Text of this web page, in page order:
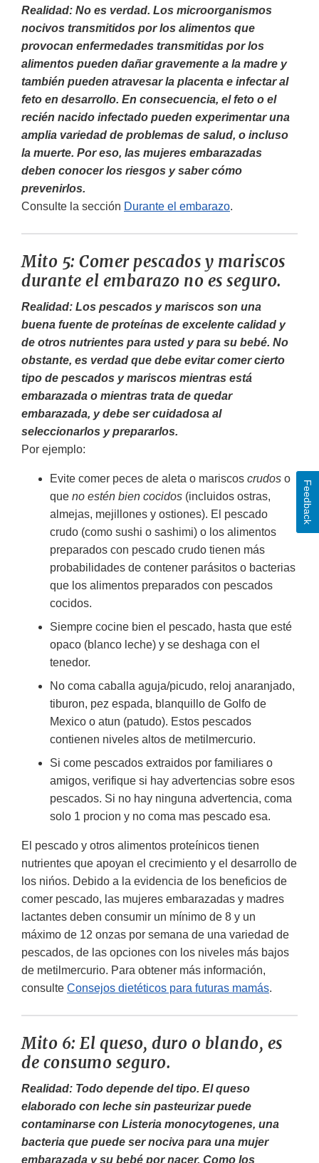
Realidad: No es verdad. Los microorganismos
nocivos transmitidos por los alimentos que
provocan enfermedades transmitidas por los
alimentos pueden dañar gravemente a la madre y
también pueden atravesar la placenta e infectar al
feto en desarrollo. En consecuencia, el feto o el
recién nacido infectado pueden experimentar una
amplia variedad de problemas de salud, o incluso
la muerte. Por eso, las mujeres embarazadas
deben conocer los riesgos y saber cómo
prevenirlos.
Consulte la sección Durante el embarazo.
Mito 5: Comer pescados y mariscos
durante el embarazo no es seguro.
Realidad: Los pescados y mariscos son una
buena fuente de proteínas de excelente calidad y
de otros nutrientes para usted y para su bebé. No
obstante, es verdad que debe evitar comer cierto
tipo de pescados y mariscos mientras está
embarazada o mientras trata de quedar
embarazada, y debe ser cuidadosa al
seleccionarlos y prepararlos.
Por ejemplo:
Evite comer peces de aleta o mariscos crudos o
que no estén bien cocidos (incluidos ostras,
almejas, mejillones y ostiones). El pescado
crudo (como sushi o sashimi) o los alimentos
preparados con pescado crudo tienen más
probabilidades de contener parásitos o bacterias
que los alimentos preparados con pescados
cocidos.
Siempre cocine bien el pescado, hasta que esté
opaco (blanco leche) y se deshaga con el
tenedor.
No coma caballa aguja/picudo, reloj anaranjado,
tiburon, pez espada, blanquillo de Golfo de
Mexico o atun (patudo). Estos pescados
contienen niveles altos de metilmercurio.
Si come pescados extraidos por familiares o
amigos, verifique si hay advertencias sobre esos
pescados. Si no hay ninguna advertencia, coma
solo 1 procion y no coma mas pescado esa.
El pescado y otros alimentos proteínicos tienen
nutrientes que apoyan el crecimiento y el desarrollo de
los nińos. Debido a la evidencia de los beneficios de
comer pescado, las mujeres embarazadas y madres
lactantes deben consumir un mínimo de 8 y un
máximo de 12 onzas por semana de una variedad de
pescados, de las opciones con los niveles más bajos
de metilmercurio. Para obtener más información,
consulte Consejos dietéticos para futuras mamás.
Mito 6: El queso, duro o blando, es
de consumo seguro.
Realidad: Todo depende del tipo. El queso
elaborado con leche sin pasteurizar puede
contaminarse con Listeria monocytogenes, una
bacteria que puede ser nociva para una mujer
embarazada y su bebé por nacer. Como los
Feedback